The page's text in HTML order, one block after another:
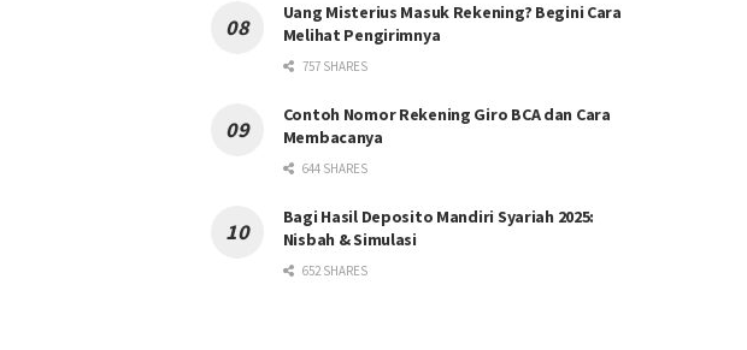
Uang Misterius Masuk Rekening? Begini Cara
Melihat Pengirimnya
757 SHARES
Contoh Nomor Rekening Giro BCA dan Cara
Membacanya
644 SHARES
Bagi Hasil Deposito Mandiri Syariah 2025:
Nisbah & Simulasi
652 SHARES